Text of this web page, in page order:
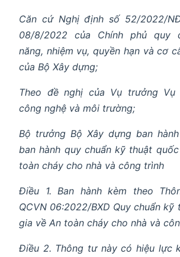
Căn cứ Nghị định số 52/2022/
08/8/2022 của Chính phủ quy
năng, nhiệm vụ, quyền hạn và cơ
của Bộ Xây dựng;
Theo đề nghị của Vụ trưởng Vụ
công nghệ và môi trường;
Bộ trưởng Bộ Xây dựng ban
ban hành quy chuẩn kỹ thuật
toàn cháy cho nhà và công trình
Điều 1. Ban hành kèm theo
QCVN 06:2022/BXD Quy chuẩn kỹ
gia về An toàn cháy cho nhà và
Điều 2. Thông tư này có hiệu lực